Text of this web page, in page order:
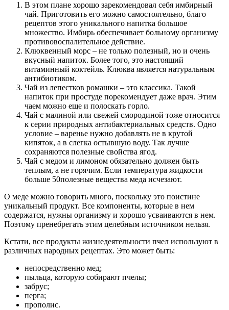
В этом плане хорошо зарекомендовал себя имбирный
чай. Приготовить его можно самостоятельно, благо
рецептов этого уникального напитка большое
множество. Имбирь обеспечивает больному организму
противовоспалительное действие.
Клюквенный морс – не только полезный, но и очень
вкусный напиток. Более того, это настоящий
витаминный коктейль. Клюква является натуральным
антибиотиком.
Чай из лепестков ромашки – это классика. Такой
напиток при простуде порекомендует даже врач. Этим
чаем можно еще и полоскать горло.
Чай с малиной или свежей смородиной тоже относится
к серии природных антибактериальных средств. Одно
условие – варенье нужно добавлять не в крутой
кипяток, а в слегка остывшую воду. Так лучше
сохраняются полезные свойства ягод.
Чай с медом и лимоном обязательно должен быть
теплым, а не горячим. Если температура жидкости
больше 50полезные вещества меда исчезают.
О меде можно говорить много, поскольку это поистине
уникальный продукт. Все компоненты, которые в нем
содержатся, нужны организму и хорошо усваиваются в нем.
Поэтому пренебрегать этим целебным источником нельзя.
Кстати, все продукты жизнедеятельности пчел используют в
различных народных рецептах. Это может быть:
непосредственно мед;
пыльца, которую собирают пчелы;
забрус;
перга;
прополис.